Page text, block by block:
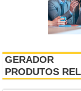
GERADOR
PRODUTOS